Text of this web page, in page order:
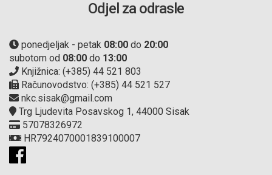
Odjel za odrasle
ponedjeljak - petak 08:00 do 20:00
subotom od 08:00 do 13:00
Knjižnica: (+385) 44 521 803
Računovodstvo: (+385) 44 521 527
nkc.sisak@gmail.com
Trg Ljudevita Posavskog 1, 44000 Sisak
57078326972
HR7924070001839100007